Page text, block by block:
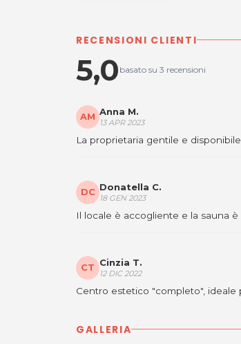
RECENSIONI CLIENTI
5,0 basato su 3 recensioni
AM Anna M.
13 APR 2023
La proprietaria gentile e
DC Donatella C.
18 GEN 2023
Il locale è accogliente e la sauna
CT Cinzia T.
12 DIC 2022
Centro estetico "completo", ideale
GALLERIA